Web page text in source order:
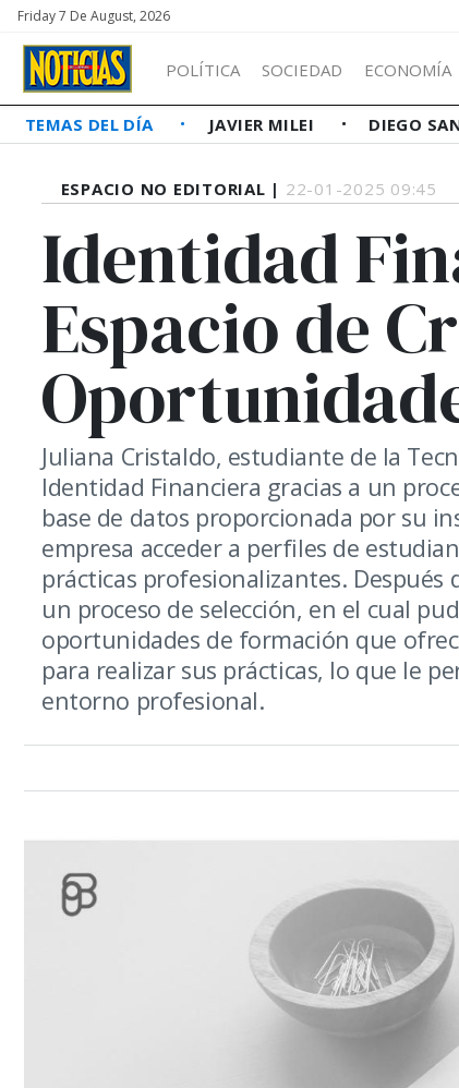
Friday 7 De August, 2026
POLÍTICA SOCIEDAD ECONOMÍA
TEMAS DEL DÍA JAVIER MILEI DIEGO
ESPACIO NO EDITORIAL | 22-01-2025 09:45
Identidad
Espacio de
Juliana Cristaldo, estudiante de la
Identidad Financiera gracias a un
base de datos proporcionada por su
empresa acceder a perfiles de
prácticas profesionalizantes.
un proceso de selección, en el cual
oportunidades de formación que
para realizar sus prácticas, lo que le
entorno profesional.